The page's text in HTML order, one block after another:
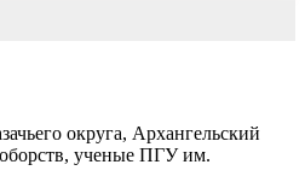
округа, Архангельский
ученые ПГУ им.